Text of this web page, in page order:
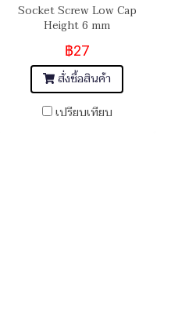
Socket Screw Low Cap
Height 6 mm
฿27
สั่งซื้อสินค้า
เปรียบเทียบ